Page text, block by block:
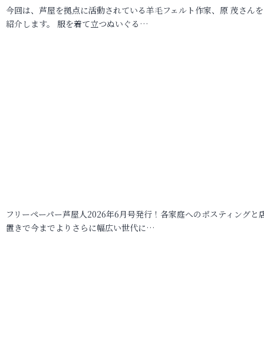
今回は、芦屋を拠点に活動されている羊毛フェルト作家、原 茂さん
紹介します。 服を着て立つぬいぐる…
フリーペーパー芦屋人2026年6月号発行！各家庭へのポスティングと
置きで今までよりさらに幅広い世代に…